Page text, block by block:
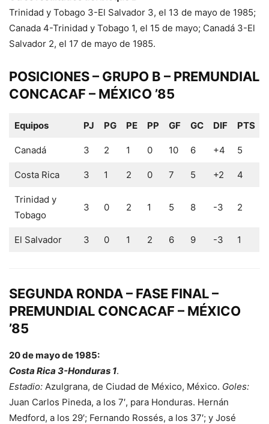
Trinidad y Tobago 3-El Salvador 3, el 13 de mayo de 1985;
Canada 4-Trinidad y Tobago 1, el 15 de mayo; Canadá 3-El
Salvador 2, el 17 de mayo de 1985.
POSICIONES – GRUPO B – PREMUNDIAL
CONCACAF – MÉXICO ’85
Equipos PJ PG PE PP GF GC DIF PTS
Canadá 3 2 1 0 10 6 +4 5
Costa Rica 3 1 2 0 7 5 +2 4
Trinidad y
Tobago
3 0 2 1 5 8 -3 2
El Salvador 3 0 1 2 6 9 -3 1
SEGUNDA RONDA – FASE FINAL –
PREMUNDIAL CONCACAF – MÉXICO
’85
20 de mayo de 1985:
Costa Rica 3-Honduras 1.
Estadio: Azulgrana, de Ciudad de México, México. Goles:
Juan Carlos Pineda, a los 7′, para Honduras. Hernán
Medford, a los 29′; Fernando Rossés, a los 37′; y José